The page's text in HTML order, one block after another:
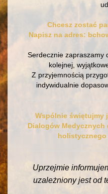
Chcesz zostać
Napisz na adres:
Serdecznie zapraszamy
kolejnej,
Z przyjemnością
indywidualnie
Wspólnie świętujmy
Dialogów
holistycznego
Uprzejmie
uzależniony jest od